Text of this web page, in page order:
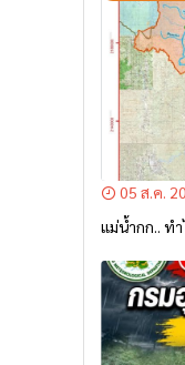
05 ส.ค.
แม่น้ำกก.. ท